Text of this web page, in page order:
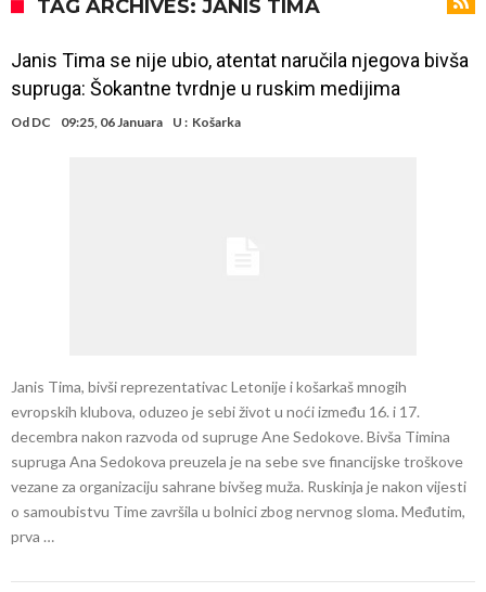
Hidratacijske pauze postale su biznis: FIFA ih ne planira ukinuti
TAG ARCHIVES: JANIS TIMA
Janis Tima se nije ubio, atentat naručila njegova bivša
supruga: Šokantne tvrdnje u ruskim medijima
Od DC 09:25, 06 Januara U : Košarka
Janis Tima, bivši reprezentativac Letonije i košarkaš mnogih
evropskih klubova, oduzeo je sebi život u noći između 16. i 17.
decembra nakon razvoda od supruge Ane Sedokove. Bivša Timina
supruga Ana Sedokova preuzela je na sebe sve financijske troškove
vezane za organizaciju sahrane bivšeg muža. Ruskinja je nakon vijesti
o samoubistvu Time završila u bolnici zbog nervnog sloma. Međutim,
prva …